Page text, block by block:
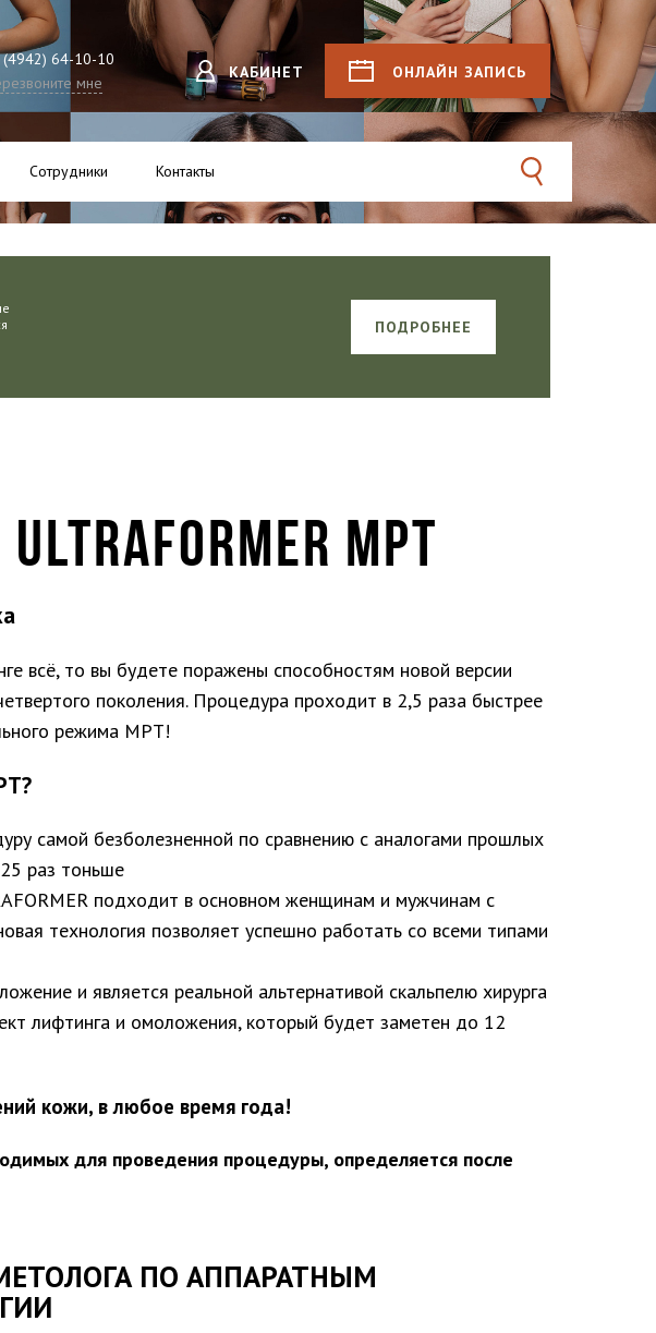
(4942) 64-10-10
мне
КАБИНЕТ ОНЛАЙН ЗАПИСЬ
Сотрудники Контакты Поиск
ПОДРОБНЕЕ
MPT
всё, то вы будете поражены способностям новой версии
поколения. Процедура проходит в 2,5 раза быстрее
режима MPT!
самой безболезненной по сравнению с аналогами прошлых
раз тоньше
подходит в основном женщинам и мужчинам с
технология позволяет успешно работать со всеми типами
и является реальной альтернативой скальпелю хирурга
лифтинга и омоложения, который будет заметен до 12
кожи, в любое время года!
для проведения процедуры, определяется после
ПО АППАРАТНЫМ